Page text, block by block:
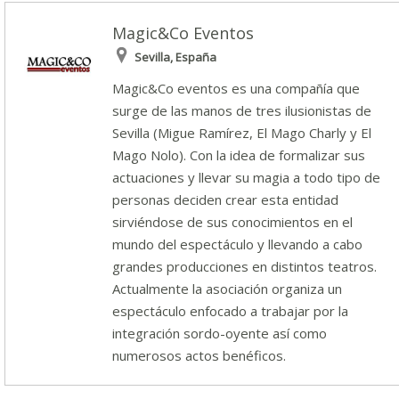
Magic&Co Eventos
Sevilla, España
Magic&Co eventos es una compañía que
surge de las manos de tres ilusionistas de
Sevilla (Migue Ramírez, El Mago Charly y El
Mago Nolo). Con la idea de formalizar sus
actuaciones y llevar su magia a todo tipo de
personas deciden crear esta entidad
sirviéndose de sus conocimientos en el
mundo del espectáculo y llevando a cabo
grandes producciones en distintos teatros.
Actualmente la asociación organiza un
espectáculo enfocado a trabajar por la
integración sordo-oyente así como
numerosos actos benéficos.